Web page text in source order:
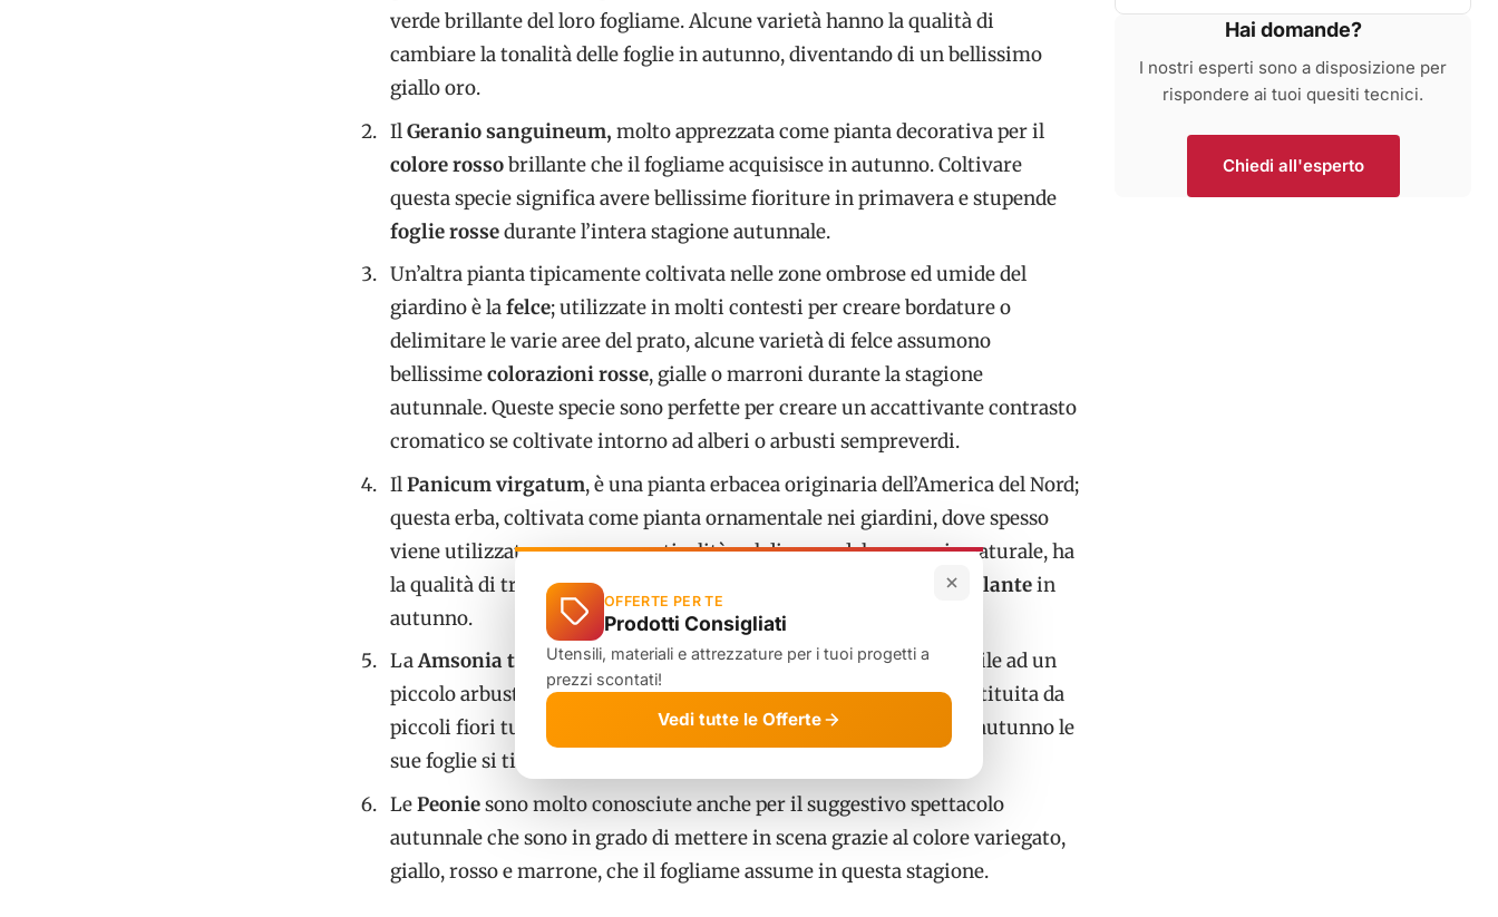
verde brillante del loro fogliame. Alcune varietà hanno la qualità di
cambiare la tonalità delle foglie in autunno, diventando di un bellissimo
giallo oro.
IlGeranio sanguineum, molto apprezzata come pianta decorativa per il
colore rossobrillante che il fogliame acquisisce in autunno. Coltivare
questa specie significa avere bellissime fioriture in primavera e stupende
foglie rossedurante l’intera stagione autunnale.
Un’altra pianta tipicamente coltivata nelle zone ombrose ed umide del
giardino è lafelce; utilizzate in molti contesti per creare bordature o
delimitare le varie aree del prato, alcune varietà di felce assumono
bellissimecolorazioni rosse, gialle o marroni durante la stagione
autunnale. Queste specie sono perfette per creare un accattivante contrasto
cromatico se coltivate intorno ad alberi o arbusti sempreverdi.
IlPanicum virgatum, è una pianta erbacea originaria dell’America del Nord;
questa erba, coltivata come pianta ornamentale nei giardini, dove spesso
viene utilizzata per creare verticalità nel disegno del paesaggio naturale, ha
la qualità di trasformare il colore delle
rosso brillantein
autunno.
LaAmsonia tabernaemontanapresenta un ciuffo compatto simile ad un
piccolo arbusto e sviluppa una bellissima fioritura a grappoli, costituita da
piccoli fiori tubolari di colore blu ceruleo, nel mese di giugno. In autunno le
sue foglie si tingono di un brillante giallo aranciato;
LePeoniesono molto conosciute anche per il suggestivo spettacolo
autunnale che sono in grado di mettere in scena grazie al colore variegato,
giallo, rosso e marrone, che il fogliame assume in questa stagione.
Hai domande?
I nostri esperti sono a disposizione per
rispondere ai tuoi quesiti tecnici.
Chiedi all'esperto
OFFERTE PER TE
Prodotti Consigliati
Utensili, materiali e attrezzature per i tuoi progetti a
prezzi scontati!
Vedi tutte le Offerte